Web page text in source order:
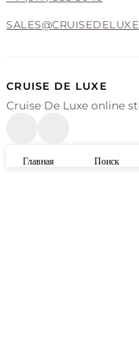
CRUISE DE LUXE
Cruise De Luxe online
Главная Поиск